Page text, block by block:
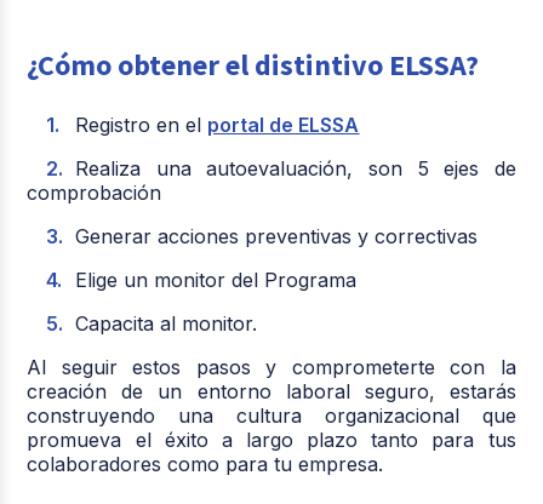
¿Cómo obtener el distintivo ELSSA?
Registro en el portal de ELSSA
Realiza una autoevaluación, son 5 ejes de
comprobación
Generar acciones preventivas y correctivas
Elige un monitor del Programa
Capacita al monitor.
Al seguir estos pasos y comprometerte con la
creación de un entorno laboral seguro, estarás
construyendo una cultura organizacional que
promueva el éxito a largo plazo tanto para tus
colaboradores como para tu empresa.